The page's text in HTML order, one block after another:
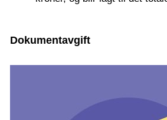
Dokumentavgift